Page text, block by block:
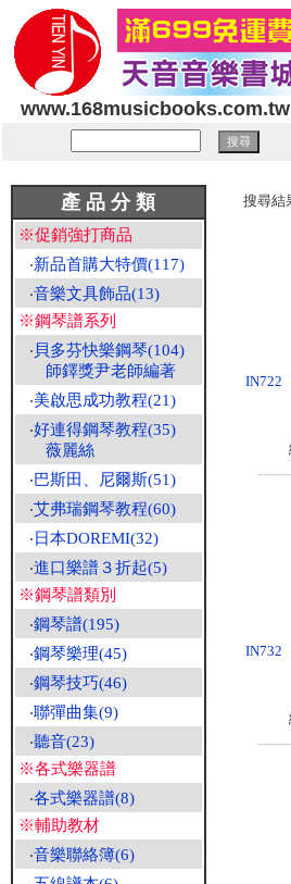
www.168musicbooks.com.tw
產 品 分 類
※促銷強打商品
‧新品首購大特價(117)
‧音樂文具飾品(13)
※鋼琴譜系列
‧ 貝多芬快樂鋼琴(104)
師鐸獎尹老師編著
‧美啟思成功教程(21)
‧好連得鋼琴教程(35)
薇麗絲
‧巴斯田、尼爾斯(51)
‧艾弗瑞鋼琴教程(60)
‧ 日本DOREMI(32)
‧進口樂譜３折起(5)
※鋼琴譜類別
‧鋼琴譜(195)
‧鋼琴樂理(45)
‧鋼琴技巧(46)
‧聯彈曲集(9)
‧聽音(23)
※各式樂器譜
‧各式樂器譜(8)
※輔助教材
‧音樂聯絡簿(6)
搜尋結
IN722
IN732